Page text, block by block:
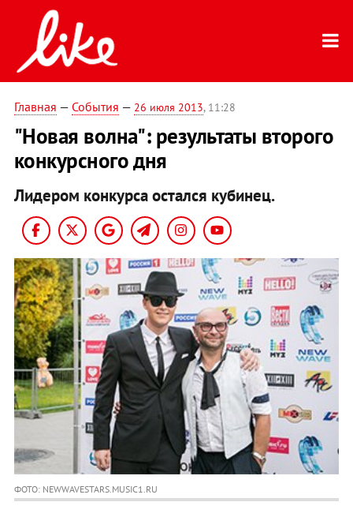
Главная — События — 26 июля 2013, 11:28
"Новая волна": результаты второго
конкурсного дня
Лидером конкурса остался кубинец.
ФОТО: NEWWAVESTARS.MUSIC1.RU